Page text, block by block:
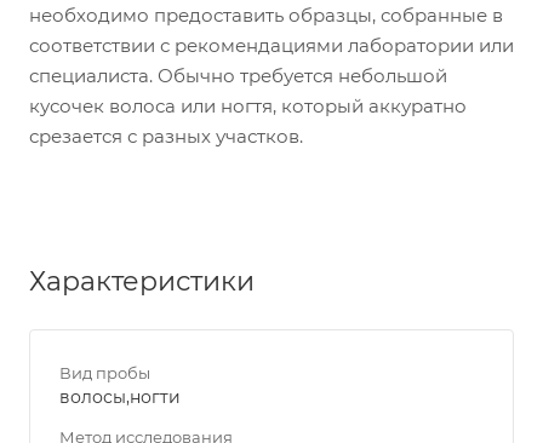
необходимо предоставить образцы, собранные в
соответствии с рекомендациями лаборатории или
специалиста. Обычно требуется небольшой
кусочек волоса или ногтя, который аккуратно
срезается с разных участков.
Характеристики
Вид пробы
волосы,ногти
Метод исследования